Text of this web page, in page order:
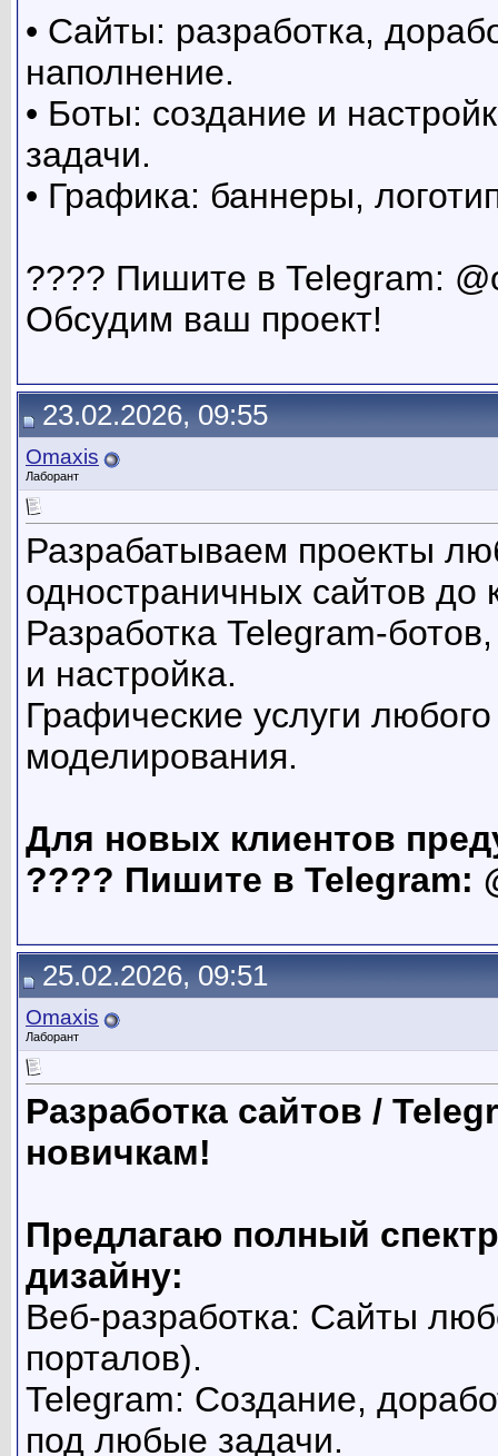
• Сайты: разработка,
наполнение.
• Боты: создание и
задачи.
• Графика: баннеры,
???? Пишите в Telegram:
Обсудим ваш проект!
23.02.2026, 09:55
Omaxis
Лаборант
Разрабатываем проекты
одностраничных сайтов до
Разработка Telegram-
и настройка.
Графические услуги
моделирования.
Для новых клиентов
???? Пишите в Telegram:
25.02.2026, 09:51
Omaxis
Лаборант
Разработка сайтов /
новичкам!
Предлагаю полный
дизайну:
Веб-разработка: Сайты
порталов).
Telegram: Создание,
под любые задачи.